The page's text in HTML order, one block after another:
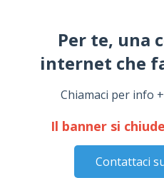
Per te, una
internet che
Chiamaci per info
Il banner si
Contattaci
I “TEPPISTI DEI
SICULIANA PER I
March 16, 2026